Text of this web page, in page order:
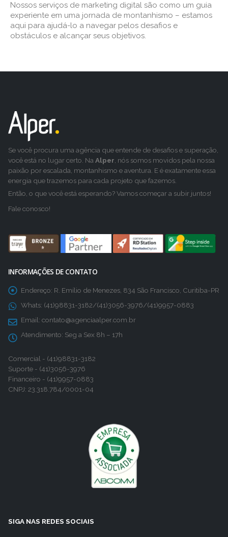
Nossos serviços de marketing digital são como um guia
experiente em uma jornada de montanhismo – estamos
aqui para ajudá-lo a navegar pelos desafios e
obstáculos e alcançar seus objetivos.
Se você procura uma agência que entende de desafios e superação,
você está no lugar certo. Na Alper , nós somos movidos pela nossa
paixão por escalada, montanhismo e aventura. E é exatamente essa
energia que trazemos para cada projeto que fazemos.
Então, o que você está esperando? Vamos começar a subir juntos!
Fale conosco!
INFORMAÇÕES DE CONTATO
Endereço: R. Emílio de Menezes, 834 São Francisco, Curitiba-PR
Whats: (41)98831-3182/(41)3056-3976/(41)9957-0883
Email: contato@agenciaalper.com.br
Atendimento: Seg a Sex 8h – 17h
Comercial - (41)98831-3182
Suporte - (41)3056-3976
Financeiro - (41)9957-0883
CNPJ: 23.318.784/0001-04
SIGA NAS REDES SOCIAIS